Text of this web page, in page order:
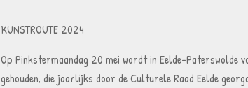
KUNSTROUTE 2024
Op Pinkstermaandag 20 mei wordt in Eelde-Paterswolde
gehouden, die jaarlijks door de Culturele Raad Eelde